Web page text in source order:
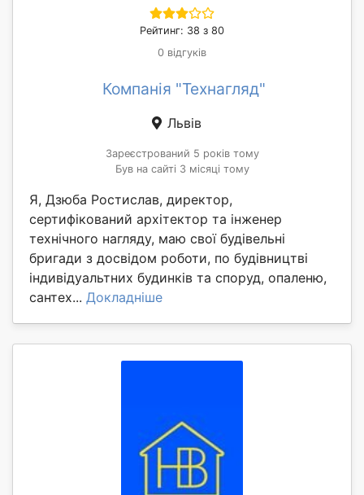
Рейтинг: 38 з 80
0 відгуків
Компанія "Технагляд"
Львів
Зареєстрований 5 років тому
Був на сайті 3 місяці тому
Я, Дзюба Ростислав, директор,
сертифікований архітектор та інженер
технічного нагляду, маю свої будівельні
бригади з досвідом роботи, по будівництві
індивідуальтних будинків та споруд, опаленю,
сантех... Докладніше